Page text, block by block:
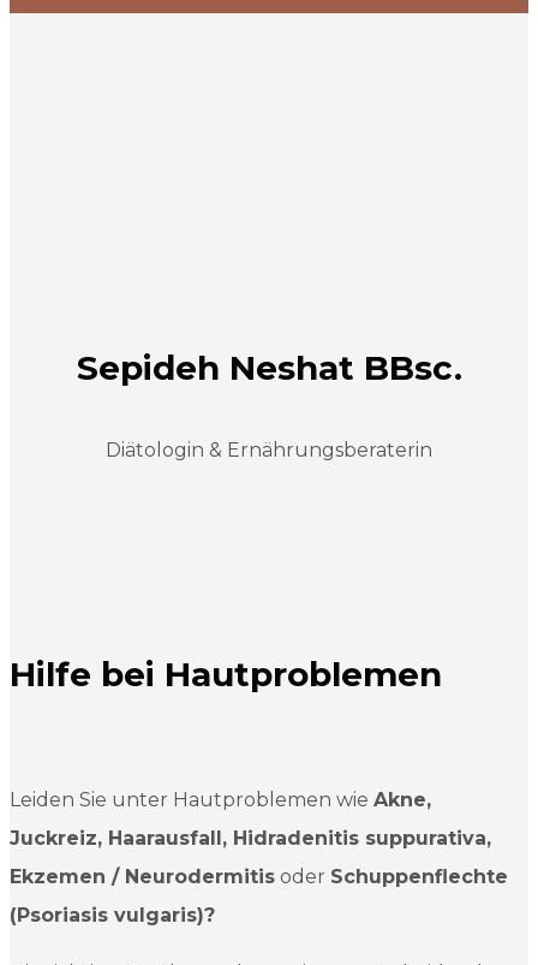
Sepideh Neshat BBsc.
Diätologin & Ernährungsberaterin
Hilfe bei Hautproblemen
Leiden Sie unter Hautproblemen wie Akne,
Juckreiz, Haarausfall, Hidradenitis suppurativa,
Ekzemen / Neurodermitis oder Schuppenflechte
(Psoriasis vulgaris)?